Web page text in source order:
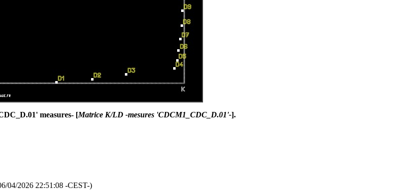
measures- [Matrice K/LD -mesures 'CDCM1_CDC_D.01'-].
04/2026 22:51:08 -CEST-)